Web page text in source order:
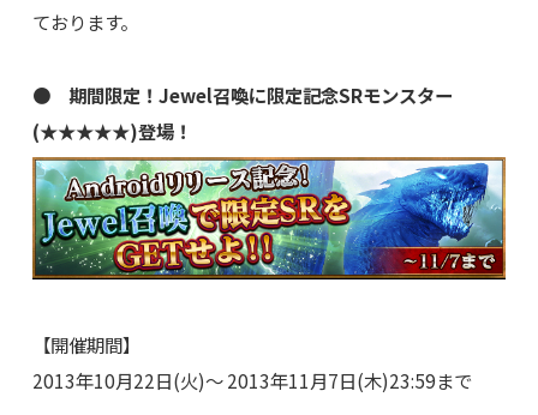
ております。
● 期間限定！Jewel召喚に限定記念SRモンスター
(★★★★★)登場！
【開催期間】
2013年10月22日(火)～ 2013年11月7日(木)23:59まで